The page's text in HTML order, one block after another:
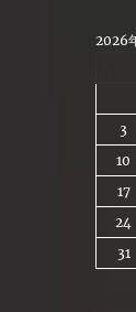
2026
3
10
17
24
31